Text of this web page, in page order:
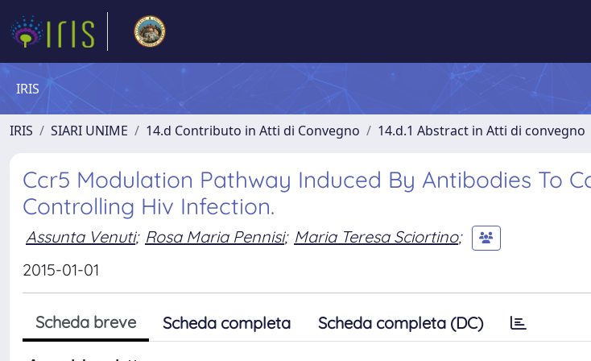
IRIS
IRIS SIARI UNIME 14.d Contributo in Atti di Convegno 14.d.1 Abstract in Atti di convegno
Ccr5 Modulation Pathway Induced By Antibodies To
Controlling Hiv Infection.
Assunta Venuti; Rosa Maria Pennisi; Maria Teresa Sciortino;
2015-01-01
Scheda breve Scheda completa Scheda completa (DC)